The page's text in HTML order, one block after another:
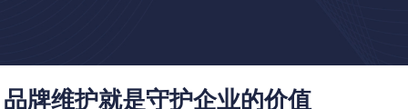
品牌维护就是守护企业的价值